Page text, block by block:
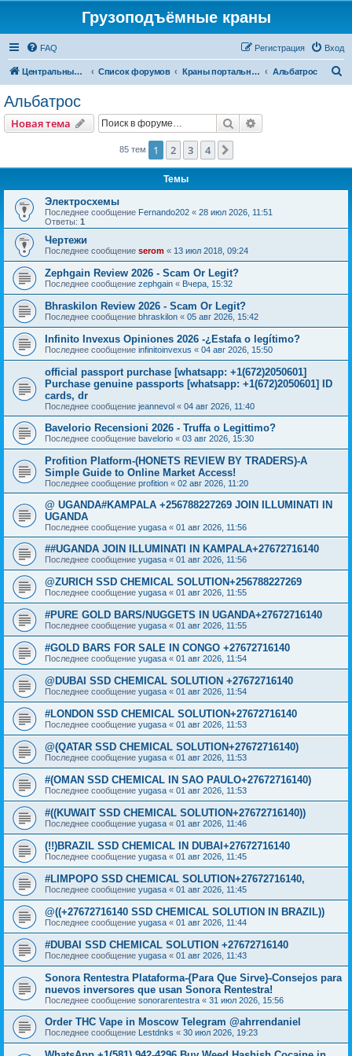
Грузоподъёмные краны
FAQ Вход
Регистрация
Центральный сайт Список форумов Краны портальные Альбатрос
Альбатрос
Новая тема Поиск
85 тем 1 2 3 4
Темы
Электросхемы
Последнее сообщение Fernando202 « 28 июл 2026, 11:51
Ответы: 1
Чертежи
Последнее сообщение serom « 13 июл 2018, 09:24
Zephgain Review 2026 - Scam Or Legit?
Последнее сообщение zephgain « Вчера, 15:32
Bhraskilon Review 2026 - Scam Or Legit?
Последнее сообщение bhraskilon « 05 авг 2026, 15:42
Infinito Invexus Opiniones 2026 -¿Estafa o legítimo?
Последнее сообщение infinitoinvexus « 04 авг 2026, 15:50
official passport purchase [whatsapp: +1(672)2050601]
Purchase genuine passports [whatsapp: +1(672)2050601] ID
cards, dr
Последнее сообщение jeannevol « 04 авг 2026, 11:40
Bavelorio Recensioni 2026 - Truffa o Legittimo?
Последнее сообщение bavelorio « 03 авг 2026, 15:30
Profition Platform-(HONETS REVIEW BY TRADERS)-A
Simple Guide to Online Market Access!
Последнее сообщение profition « 02 авг 2026, 11:20
@ UGANDA#KAMPALA +256788227269 JOIN ILLUMINATI IN
UGANDA
Последнее сообщение yugasa « 01 авг 2026, 11:56
##UGANDA JOIN ILLUMINATI IN KAMPALA+27672716140
Последнее сообщение yugasa « 01 авг 2026, 11:56
@ZURICH SSD CHEMICAL SOLUTION+256788227269
Последнее сообщение yugasa « 01 авг 2026, 11:55
#PURE GOLD BARS/NUGGETS IN UGANDA+27672716140
Последнее сообщение yugasa « 01 авг 2026, 11:55
#GOLD BARS FOR SALE IN CONGO +27672716140
Последнее сообщение yugasa « 01 авг 2026, 11:54
@DUBAI SSD CHEMICAL SOLUTION +27672716140
Последнее сообщение yugasa « 01 авг 2026, 11:54
#LONDON SSD CHEMICAL SOLUTION+27672716140
Последнее сообщение yugasa « 01 авг 2026, 11:53
@(QATAR SSD CHEMICAL SOLUTION+27672716140)
Последнее сообщение yugasa « 01 авг 2026, 11:53
#(OMAN SSD CHEMICAL IN SAO PAULO+27672716140)
Последнее сообщение yugasa « 01 авг 2026, 11:53
#((KUWAIT SSD CHEMICAL SOLUTION+27672716140))
Последнее сообщение yugasa « 01 авг 2026, 11:46
(!!)BRAZIL SSD CHEMICAL IN DUBAI+27672716140
Последнее сообщение yugasa « 01 авг 2026, 11:45
#LIMPOPO SSD CHEMICAL SOLUTION+27672716140,
Последнее сообщение yugasa « 01 авг 2026, 11:45
@((+27672716140 SSD CHEMICAL SOLUTION IN BRAZIL))
Последнее сообщение yugasa « 01 авг 2026, 11:44
#DUBAI SSD CHEMICAL SOLUTION +27672716140
Последнее сообщение yugasa « 01 авг 2026, 11:43
Sonora Rentestra Plataforma-{Para Que Sirve}-Consejos para
nuevos inversores que usan Sonora Rentestra!
Последнее сообщение sonorarentestra « 31 июл 2026, 15:56
Order THC Vape in Moscow Telegram @ahrrendaniel
Последнее сообщение Lestdnks « 30 июл 2026, 19:23